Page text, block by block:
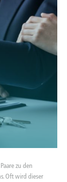
zu den
Oft wird dieser